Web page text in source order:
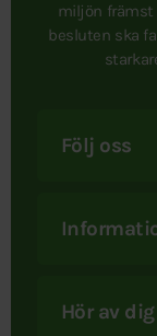
miljön främst
besluten ska
Följ oss
Hör av dig